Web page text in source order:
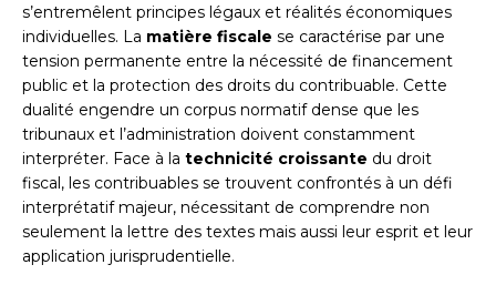
s’entremêlent principes légaux et réalités économiques
individuelles. La matière fiscale se caractérise par une
tension permanente entre la nécessité de financement
public et la protection des droits du contribuable. Cette
dualité engendre un corpus normatif dense que les
tribunaux et l’administration doivent constamment
interpréter. Face à la technicité croissante du droit
fiscal, les contribuables se trouvent confrontés à un défi
interprétatif majeur, nécessitant de comprendre non
seulement la lettre des textes mais aussi leur esprit et leur
application jurisprudentielle.